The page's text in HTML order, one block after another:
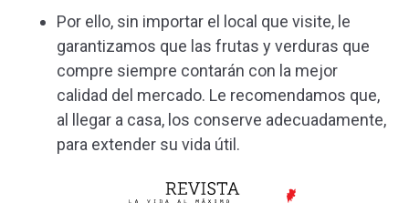
Por ello, sin importar el local que visite, le
garantizamos que las frutas y verduras que
compre siempre contarán con la mejor
calidad del mercado. Le recomendamos que,
al llegar a casa, los conserve adecuadamente,
para extender su vida útil.